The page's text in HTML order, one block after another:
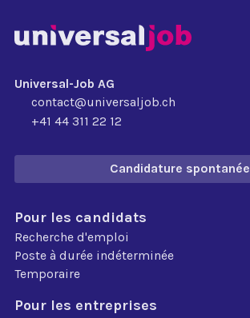
Universal-Job AG
contact@universaljob.ch
+41 44 311 22 12
Candidature spontanée
Pour les candidats
Recherche d'emploi
Poste à durée indéterminée
Temporaire
Pour les entreprises